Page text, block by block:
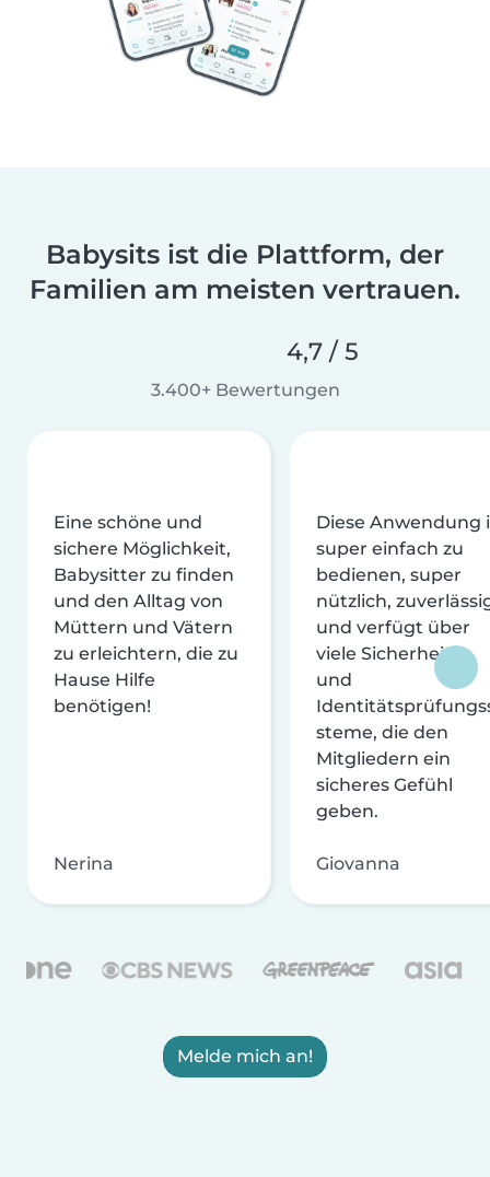
Babysits ist die Plattform, der
Familien am meisten vertrauen.
4,7 / 5
3.400+ Bewertungen
Eine schöne und
sichere Möglichkeit,
Babysitter zu finden
und den Alltag von
Müttern und Vätern
zu erleichtern, die zu
Hause Hilfe
benötigen!
Nerina
Diese Anwendung
super einfach zu
bedienen, super
nützlich,
und verfügt über
viele Sicherheits-
und
steme, die den
Mitgliedern ein
sicheres Gefühl
geben.
Giovanna
Melde mich an!